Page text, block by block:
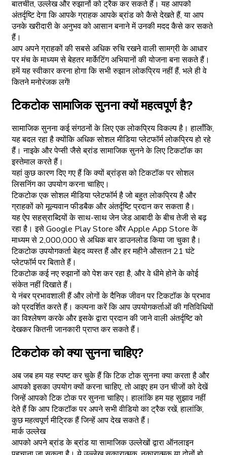
बातचीत, उल्लेख और रुझानों को ट्रैक कर सकते हैं। यह आपको
अंतर्दृष्टि देगा कि आपके ग्राहक आपके ब्रांड को कैसे देखते हैं, या आप
उनके खरीदारी के अनुभव को आसान बनाने में उनकी मदद कैसे कर सकते
हैं।
आप अपने ग्राहकों की सबसे अधिक रुचि रखने वाली सामग्री के आधार
पर मंच के माध्यम से बेहतर मार्केटिंग अभियानों की योजना बना सकते हैं।
हमें यह स्वीकार करना होगा कि सभी रुझान लोकप्रिय नहीं हैं, भले ही वे
कितने मनोरंजक लगें!
टिकटोक सामाजिक सुनना क्यों महत्वपूर्ण है?
सामाजिक सुनना कई संगठनों के लिए एक लोकप्रिय विकल्प है। हालाँकि,
यह बदल रहा है क्योंकि अधिक सोशल मीडिया प्लेटफॉर्म लोकप्रिय हो रहे
हैं। नाइके और पेप्सी जैसे ब्रांड सामाजिक सुनने के लिए टिकटॉक का
इस्तेमाल करते हैं।
यहां कुछ कारण दिए गए हैं कि क्यों ब्रांड्स को टिकटॉक पर सोशल
लिसनिंग का उपयोग करना चाहिए।
टिकटोक एक सोशल मीडिया प्लेटफॉर्म है जो बहुत लोकप्रिय है और
ग्राहकों को मूल्यवान फीडबैक और अंतर्दृष्टि प्रदान कर सकता है।
यह ऐप सहस्राब्दियों के साथ-साथ जेन जेड आबादी के बीच तेजी से बढ़
रहा है। इसे Google Play Store और Apple App Store के
माध्यम से 2,000,000 से अधिक बार डाउनलोड किया जा चुका है।
टिकटोक उपयोगकर्ता बेहद व्यस्त हैं और हर महीने औसतन 21 घंटे
प्लेटफॉर्म पर बिताते हैं।
टिकटोक कई नए रुझानों को पेश कर रहा है, और वे धीमे होने के कोई
संकेत नहीं दिखाते हैं।
ये नंबर प्रभावशाली हैं और लोगों के दैनिक जीवन पर टिकटॉक के प्रभाव
को प्रदर्शित करते हैं। कल्पना करें कि आप उपयोगकर्ताओं की गतिविधियों
का विश्लेषण करके और इसके द्वारा प्रदान की जाने वाली अंतर्दृष्टि को
देखकर कितनी जानकारी प्राप्त कर सकते हैं।
टिकटोक को क्या सुनना चाहिए?
अब जब हम यह स्पष्ट कर चुके हैं कि टिक टोक सुनना क्या करता है और
आपको इसका उपयोग क्यों करना चाहिए, तो आइए हम उन चीजों को देखें
जिन्हें आपको टिक टोक पर सुनना चाहिए। हालांकि हम यह सुझाव नहीं
देते हैं कि आप टिकटॉक पर अपने सभी वीडियो का ट्रैक रखें, हालांकि,
कुछ महत्वपूर्ण मीट्रिक हैं जिन्हें आप देख सकते हैं।
मार्क उल्लेख
आपको अपने ब्रांड के ब्रांड या सामाजिक उल्लेखों द्वारा ऑनलाइन